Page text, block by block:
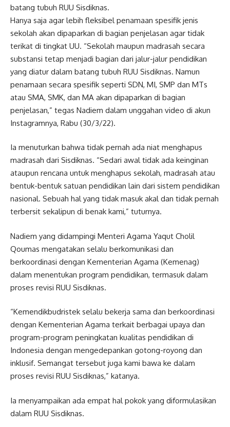
batang tubuh RUU Sisdiknas.
Hanya saja agar lebih fleksibel penamaan spesifik jenis
sekolah akan dipaparkan di bagian penjelasan agar tidak
terikat di tingkat UU. “Sekolah maupun madrasah secara
substansi tetap menjadi bagian dari jalur-jalur pendidikan
yang diatur dalam batang tubuh RUU Sisdiknas. Namun
penamaan secara spesifik seperti SDN, MI, SMP dan MTs
atau SMA, SMK, dan MA akan dipaparkan di bagian
penjelasan,” tegas Nadiem dalam unggahan video di akun
Instagramnya, Rabu (30/3/22).
Ia menuturkan bahwa tidak pernah ada niat menghapus
madrasah dari Sisdiknas. “Sedari awal tidak ada keinginan
ataupun rencana untuk menghapus sekolah, madrasah atau
bentuk-bentuk satuan pendidikan lain dari sistem pendidikan
nasional. Sebuah hal yang tidak masuk akal dan tidak pernah
terbersit sekalipun di benak kami,” tuturnya.
Nadiem yang didampingi Menteri Agama Yaqut Cholil
Qoumas mengatakan selalu berkomunikasi dan
berkoordinasi dengan Kementerian Agama (Kemenag)
dalam menentukan program pendidikan, termasuk dalam
proses revisi RUU Sisdiknas.
“Kemendikbudristek selalu bekerja sama dan berkoordinasi
dengan Kementerian Agama terkait berbagai upaya dan
program-program peningkatan kualitas pendidikan di
Indonesia dengan mengedepankan gotong-royong dan
inklusif. Semangat tersebut juga kami bawa ke dalam
proses revisi RUU Sisdiknas,” katanya.
Ia menyampaikan ada empat hal pokok yang diformulasikan
dalam RUU Sisdiknas.